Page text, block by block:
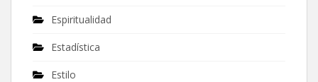
Espiritualidad
Estadística
Estilo